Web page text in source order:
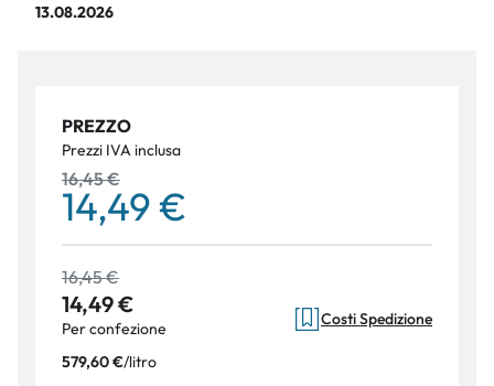
13.08.2026
PREZZO
Prezzi IVA inclusa
16,45 €
14,49 €
16,45 €
14,49 €
Per confezione
579,60 €/litro
Costi Spedizione